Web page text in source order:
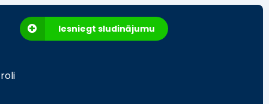
Iesniegt sludinājumu